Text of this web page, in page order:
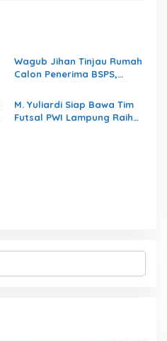
Wagub Jihan Tinjau Rumah
Calon Penerima BSPS,
Kualitas Hunian Warga dan
Serap Aspirasi Masyarakat
M. Yuliardi Siap Bawa Tim
Futsal PWI Lampung Raih